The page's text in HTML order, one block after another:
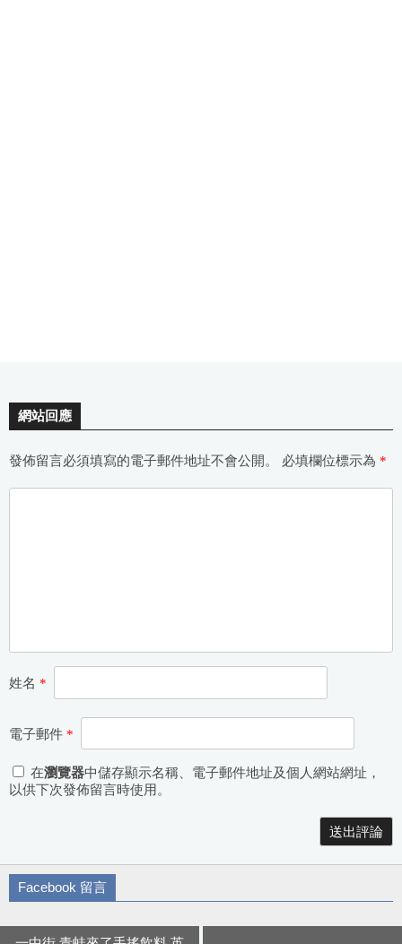
網站回應
發佈留言必須填寫的電子郵件地址不會公開。 必填欄位標示為 *
姓名 *
電子郵件 *
在瀏覽器中儲存顯示名稱、電子郵件地址及個人網站網址，
以供下次發佈留言時使用。
Facebook 留言